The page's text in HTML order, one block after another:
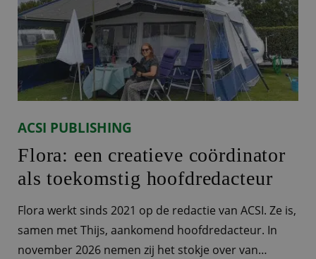
ACSI PUBLISHING
Flora: een creatieve coördinator
als toekomstig hoofdredacteur
Flora werkt sinds 2021 op de redactie van ACSI. Ze is,
samen met Thijs, aankomend hoofdredacteur. In
november 2026 nemen zij het stokje over van